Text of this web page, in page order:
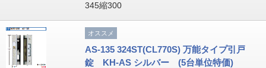
345縮300
オススメ
AS-135 324ST(CL770S) 万能タイプ引戸
錠 KH-AS シルバー (5台単位特価)